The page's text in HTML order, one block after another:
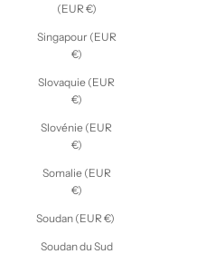
(EUR €)
Singapour (EUR
€)
Slovaquie (EUR
€)
Slovénie (EUR
€)
Somalie (EUR
€)
Soudan (EUR €)
Soudan du Sud